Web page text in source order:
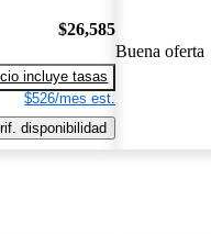
$26,585
incluye tasas
$526/mes est.
disponibilidad
Buena oferta